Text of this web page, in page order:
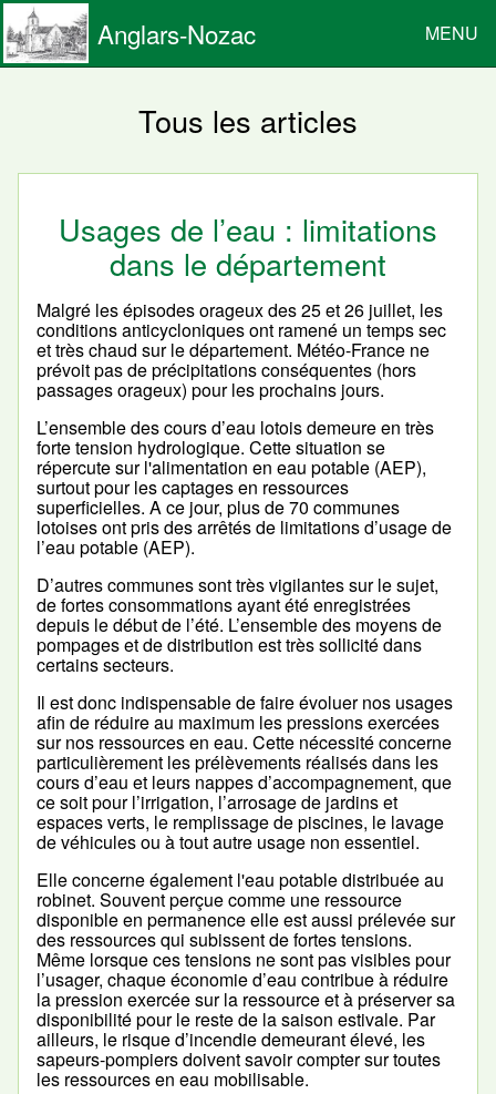
Anglars-Nozac MENU
Tous les articles
Usages de l’eau : limitations
dans le département
Malgré les épisodes orageux des 25 et 26 juillet, les
conditions anticycloniques ont ramené un temps sec
et très chaud sur le département. Météo-France ne
prévoit pas de précipitations conséquentes (hors
passages orageux) pour les prochains jours.
L’ensemble des cours d’eau lotois demeure en très
forte tension hydrologique. Cette situation se
répercute sur l'alimentation en eau potable (AEP),
surtout pour les captages en ressources
superficielles. A ce jour, plus de 70 communes
lotoises ont pris des arrêtés de limitations d’usage de
l’eau potable (AEP).
D’autres communes sont très vigilantes sur le sujet,
de fortes consommations ayant été enregistrées
depuis le début de l’été. L’ensemble des moyens de
pompages et de distribution est très sollicité dans
certains secteurs.
Il est donc indispensable de faire évoluer nos usages
afin de réduire au maximum les pressions exercées
sur nos ressources en eau. Cette nécessité concerne
particulièrement les prélèvements réalisés dans les
cours d’eau et leurs nappes d’accompagnement, que
ce soit pour l’irrigation, l’arrosage de jardins et
espaces verts, le remplissage de piscines, le lavage
de véhicules ou à tout autre usage non essentiel.
Elle concerne également l'eau potable distribuée au
robinet. Souvent perçue comme une ressource
disponible en permanence elle est aussi prélevée sur
des ressources qui subissent de fortes tensions.
Même lorsque ces tensions ne sont pas visibles pour
l’usager, chaque économie d’eau contribue à réduire
la pression exercée sur la ressource et à préserver sa
disponibilité pour le reste de la saison estivale. Par
ailleurs, le risque d’incendie demeurant élevé, les
sapeurs-pompiers doivent savoir compter sur toutes
les ressources en eau mobilisable.